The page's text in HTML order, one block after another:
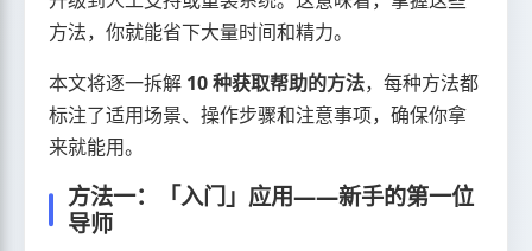
方法，你就能省下大量时间和精力。
本文将逐一拆解 10 种获取帮助的方法，每种方法都
标注了适用场景、操作步骤和注意事项，确保你拿
来就能用。
方法一：「入门」应用——新手的第一位
导师